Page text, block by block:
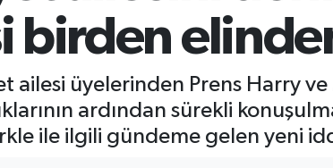
birden
ailesi üyelerinden Prens Harry
ardından sürekli
ile ilgili gündeme gelen yeni